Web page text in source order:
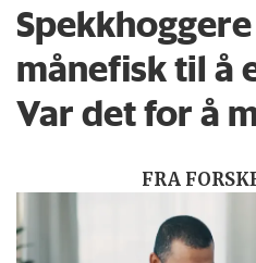
månefisk til å
Var det for å
FRA